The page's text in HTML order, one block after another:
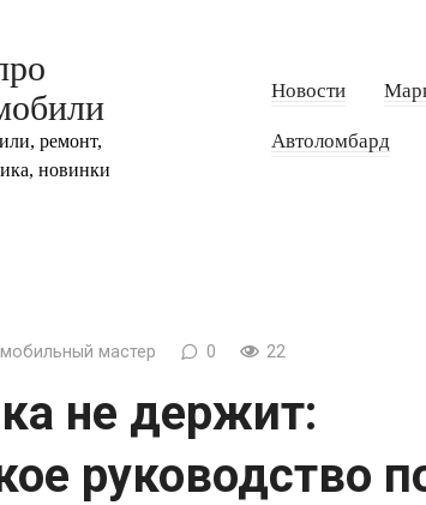
ремонт,
новинки
Новости
Автоломбард
мастер 0 22
не держит:
руководство